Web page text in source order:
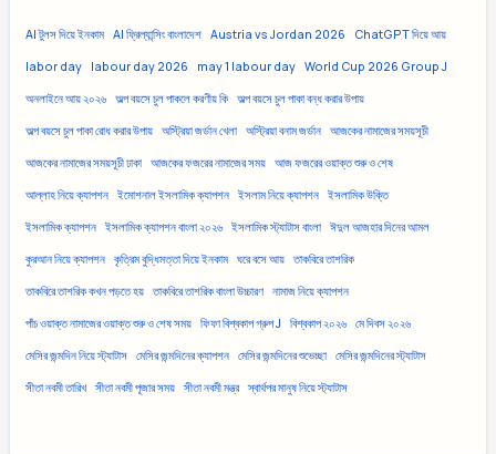
AI টুলস দিয়ে ইনকাম AI ফ্রিল্যান্সিং বাংলাদেশ Austria vs Jordan 2026 ChatGPT দিয়ে আয়
labor day labour day 2026 may 1 labour day World Cup 2026 Group J
অনলাইনে আয় ২০২৬ অল্প বয়সে চুল পাকলে করণীয় কি অল্প বয়সে চুল পাকা বন্ধ করার উপায়
অল্প বয়সে চুল পাকা রোধ করার উপায় অস্ট্রিয়া জর্ডান খেলা অস্ট্রিয়া বনাম জর্ডান আজকের নামাজের সময়সূচী
আজকের নামাজের সময়সূচী ঢাকা আজকের ফজরের নামাজের সময় আজ ফজরের ওয়াক্ত শুরু ও শেষ
আল্লাহ নিয়ে ক্যাপশন ইমোশনাল ইসলামিক ক্যাপশন ইসলাম নিয়ে ক্যাপশন ইসলামিক উক্তি
ইসলামিক ক্যাপশন ইসলামিক ক্যাপশন বাংলা ২০২৬ ইসলামিক স্ট্যাটাস বাংলা ঈদুল আজহার দিনের আমল
কুরআন নিয়ে ক্যাপশন কৃত্রিম বুদ্ধিমত্তা দিয়ে ইনকাম ঘরে বসে আয় তাকবিরে তাশরিক
তাকবিরে তাশরিক কখন পড়তে হয় তাকবিরে তাশরিক বাংলা উচ্চারণ নামাজ নিয়ে ক্যাপশন
পাঁচ ওয়াক্ত নামাজের ওয়াক্ত শুরু ও শেষ সময় ফিফা বিশ্বকাপ গ্রুপ J বিশ্বকাপ ২০২৬ মে দিবস ২০২৬
মেসির জন্মদিন নিয়ে স্ট্যাটাস মেসির জন্মদিনের ক্যাপশন মেসির জন্মদিনের শুভেচ্ছা মেসির জন্মদিনের স্ট্যাটাস
সীতা নবমী তারিখ সীতা নবমী পূজার সময় সীতা নবমী মন্ত্র স্বার্থপর মানুষ নিয়ে স্ট্যাটাস